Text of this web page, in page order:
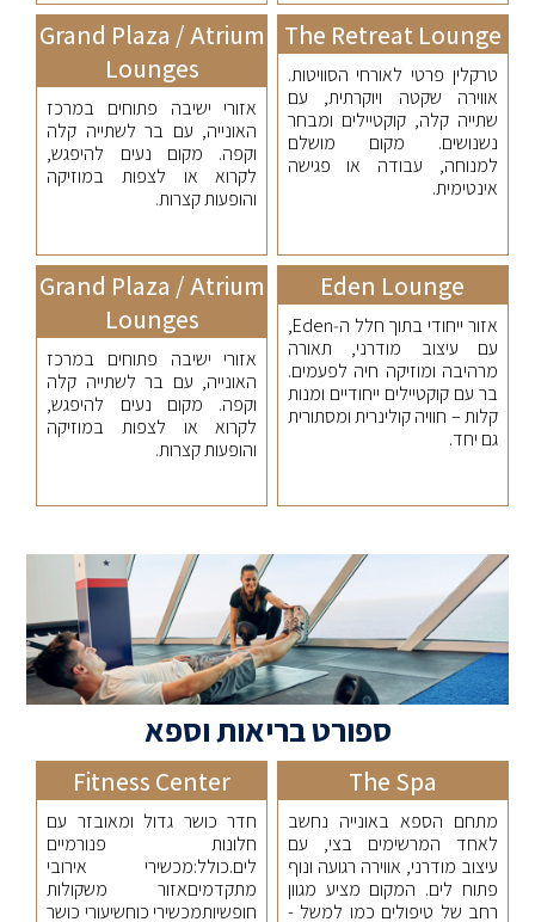
The Retreat Lounge
טרקלין פרטי לאורחי הסוויטות.
אווירה שקטה ויוקרתית, עם
שתייה קלה, קוקטיילים ומבחר
נשנושים. מקום מושלם
למנוחה, עבודה או פגישה
אינטימית.
Grand Plaza / Atrium
Lounges
אזורי ישיבה פתוחים במרכז
האונייה, עם בר לשתייה קלה
וקפה. מקום נעים להיפגש,
לקרוא או לצפות במוזיקה
והופעות קצרות.
Eden Lounge
אזור ייחודי בתוך חלל ה‑Eden,
עם עיצוב מודרני, תאורה
מרהיבה ומוזיקה חיה לפעמים.
בר עם קוקטיילים ייחודיים ומנות
קלות – חוויה קולינרית ומסתורית
גם יחד.
Grand Plaza / Atrium
Lounges
אזורי ישיבה פתוחים במרכז
האונייה, עם בר לשתייה קלה
וקפה. מקום נעים להיפגש,
לקרוא או לצפות במוזיקה
והופעות קצרות.
ספורט בריאות וספא
The Spa
מתחם הספא באונייה נחשב
לאחד המרשימים בצי, עם
עיצוב מודרני, אווירה רגועה ונוף
פתוח לים. המקום מציע מגוון
רחב של טיפולים כמו למשל -
Fitness Center
חדר כושר גדול ומאובזר עם
חלונות פנורמיים
לים.כולל:מכשירי אירובי
מתקדמיםאזור משקולות
חופשיותמכשירי כוחשיעורי כושר